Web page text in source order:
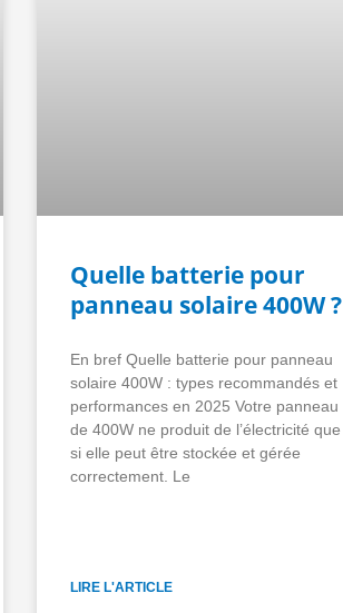
Quelle batterie pour
panneau solaire 400W ?
En bref Quelle batterie pour panneau
solaire 400W : types recommandés et
performances en 2025 Votre panneau
de 400W ne produit de l’électricité que
si elle peut être stockée et gérée
correctement. Le
LIRE L'ARTICLE